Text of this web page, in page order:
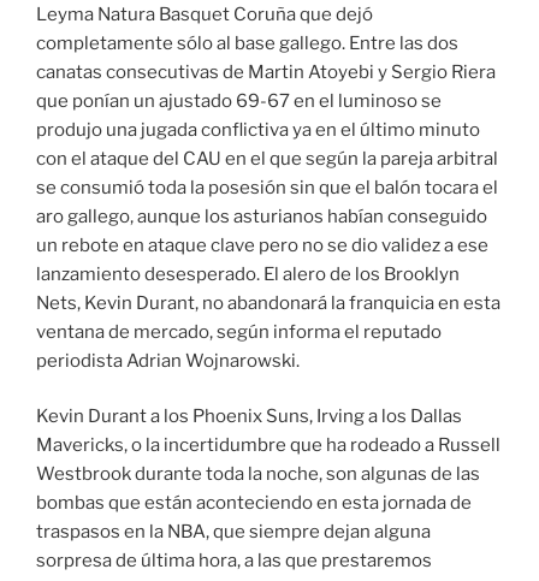
Leyma Natura Basquet Coruña que dejó
completamente sólo al base gallego. Entre las dos
canatas consecutivas de Martin Atoyebi y Sergio Riera
que ponían un ajustado 69-67 en el luminoso se
produjo una jugada conflictiva ya en el último minuto
con el ataque del CAU en el que según la pareja arbitral
se consumió toda la posesión sin que el balón tocara el
aro gallego, aunque los asturianos habían conseguido
un rebote en ataque clave pero no se dio validez a ese
lanzamiento desesperado. El alero de los Brooklyn
Nets, Kevin Durant, no abandonará la franquicia en esta
ventana de mercado, según informa el reputado
periodista Adrian Wojnarowski.
Kevin Durant a los Phoenix Suns, Irving a los Dallas
Mavericks, o la incertidumbre que ha rodeado a Russell
Westbrook durante toda la noche, son algunas de las
bombas que están aconteciendo en esta jornada de
traspasos en la NBA, que siempre dejan alguna
sorpresa de última hora, a las que prestaremos